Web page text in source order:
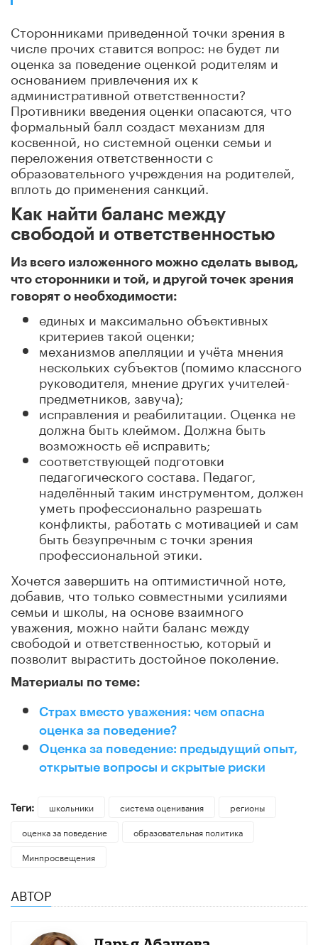
Сторонниками приведенной точки зрения в
числе прочих ставится вопрос: не будет ли
оценка за поведение оценкой родителям и
основанием привлечения их к
административной ответственности?
Противники введения оценки опасаются, что
формальный балл создаст механизм для
косвенной, но системной оценки семьи и
переложения ответственности с
образовательного учреждения на родителей,
вплоть до применения санкций.
Как найти баланс между
свободой и ответственностью
Из всего изложенного можно сделать вывод,
что сторонники и той, и другой точек зрения
говорят о необходимости:
единых и максимально объективных
критериев такой оценки;
механизмов апелляции и учёта мнения
нескольких субъектов (помимо классного
руководителя, мнение других учителей-
предметников, завуча);
исправления и реабилитации. Оценка не
должна быть клеймом. Должна быть
возможность её исправить;
соответствующей подготовки
педагогического состава. Педагог,
наделённый таким инструментом, должен
уметь профессионально разрешать
конфликты, работать с мотивацией и сам
быть безупречным с точки зрения
профессиональной этики.
Хочется завершить на оптимистичной ноте,
добавив, что только совместными усилиями
семьи и школы, на основе взаимного
уважения, можно найти баланс между
свободой и ответственностью, который и
позволит вырастить достойное поколение.
Материалы по теме:
Страх вместо уважения: чем опасна
оценка за поведение?
Оценка за поведение: предыдущий опыт,
открытые вопросы и скрытые риски
Теги: школьники система оценивания
регионы
оценка за поведение
образовательная политика
Минпросвещения
АВТОР